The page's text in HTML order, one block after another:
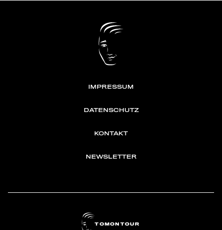
IMPRESSUM
DATENSCHUTZ
KONTAKT
NEWSLETTER
TOMONTOUR